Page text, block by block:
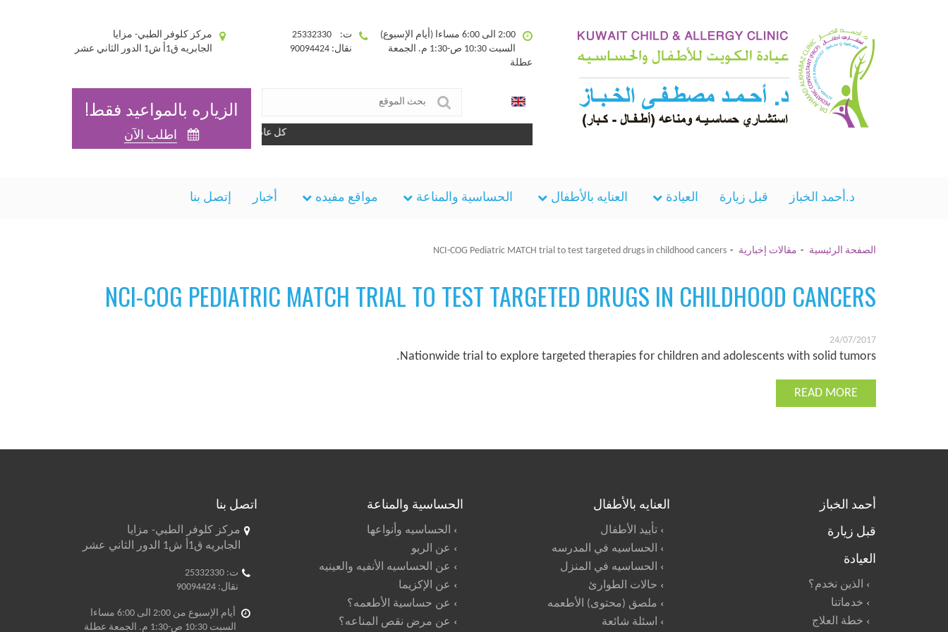
مركز كلوفر الطبي- مزايا
الجابريه ق1أ ش1 الدور الثاني عشر
ت: 25332330
نقال: 90094424
2:00 الى 6:00 مساءا (أيام الإسبوع)
السبت 10:30 ص-1:30 م. الجمعة
عطلة
كل عام وانتم بخير
الزياره بالمواعيد فقط!
اطلب الآن
د.أحمد الخباز قبل زيارة العيادة العنايه بالأطفال الحساسية والمناعة مواقع مفيده أخبار إتصل بنا
الصفحة الرئيسية مقالات إخبارية NCI-COG Pediatric MATCH trial to test targeted drugs in childhood cancers
NCI-COG PEDIATRIC MATCH TRIAL TO TEST TARGETED DRUGS IN CHILDHOOD CANCERS
24/07/2017
Nationwide trial to explore targeted therapies for children and adolescents with solid tumors.
READ MORE
أحمد الخباز
قبل زيارة
العيادة
الذين نخدم؟
خدماتنا
خطة العلاج
العنايه بالأطفال
تأييد الأطفال
الحساسيه في المدرسه
الحساسيه في المنزل
حالات الطوارئ
ملصق (محتوى) الأطعمه
اسئلة شائعة
الحساسية والمناعة
الحساسيه وأنواعها
عن الربو
عن الحساسيه الأنفيه والعينيه
عن الإكزيما
عن حساسية الأطعمه؟
عن مرض نقص المناعه؟
اتصل بنا
مركز كلوفر الطبي- مزايا
الجابريه ق1أ ش1 الدور الثاني عشر
ت: 25332330
نقال: 90094424
أيام الإسبوع من 2:00 الى 6:00 مساءا
السبت 10:30 ص-1:30 م. الجمعة عطلة